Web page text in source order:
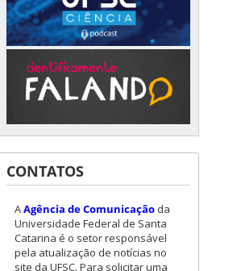
CONTATOS
AAgência de Comunicação da
Universidade Federal de Santa
Catarina é o setor responsável
pela atualização de notícias no
site da UFSC. Para solicitar uma